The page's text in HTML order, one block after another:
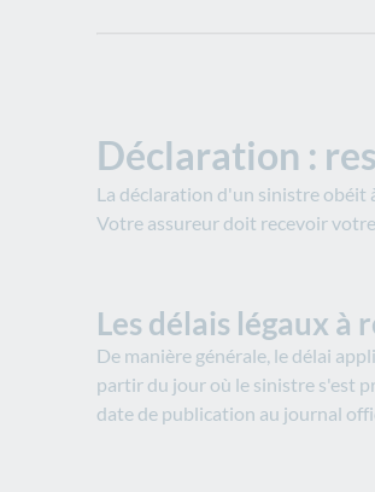
Déclaration :
La déclaration d'un sinistre obéit
Votre assureur doit recevoir
Les délais légaux à
De manière générale, le délai
partir du jour où le sinistre s'est
date de publication au journal